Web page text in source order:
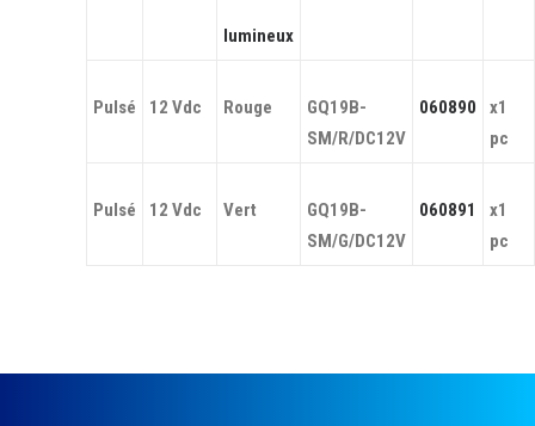
lumineux
Pulsé 12 Vdc Rouge
GQ19B-
SM/R/DC12V
060890
x1
pc
Pulsé 12 Vdc Vert
GQ19B-
SM/G/DC12V
060891
x1
pc